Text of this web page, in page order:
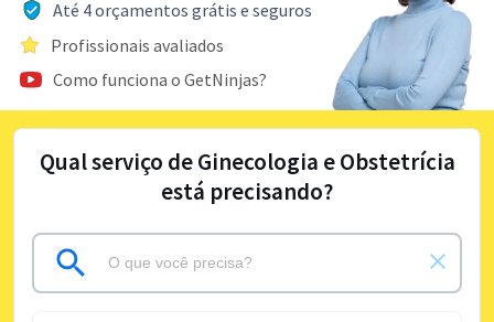
Até 4 orçamentos grátis e seguros
Profissionais avaliados
Como funciona o GetNinjas?
Qual serviço de Ginecologia e Obstetrícia
está precisando?